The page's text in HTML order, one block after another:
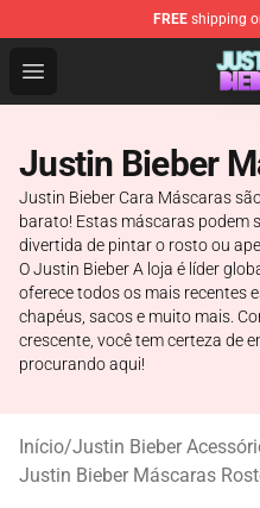
FREE shipping
Open menu
Justin Bieber Store -
Justin Bieber
Justin Bieber Cara Máscaras
barato! Estas máscaras podem
divertida de pintar o rosto ou
O Justin Bieber A loja é líder
oferece todos os mais recentes
chapéus, sacos e muito mais.
crescente, você tem certeza de
procurando aqui!
Início/Justin Bieber
Justin Bieber Máscaras